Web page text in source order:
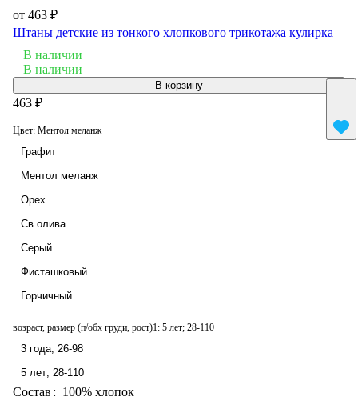
от 463 ₽
Штаны детские из тонкого хлопкового трикотажа кулирка
В наличии
В наличии
В корзину
463 ₽
Цвет: Ментол меланж
Графит
Ментол меланж
Орех
Св.олива
Серый
Фисташковый
Горчичный
возраст, размер (п/обх груди, рост)1: 5 лет; 28-110
3 года; 26-98
5 лет; 28-110
Состав: 100% хлопок